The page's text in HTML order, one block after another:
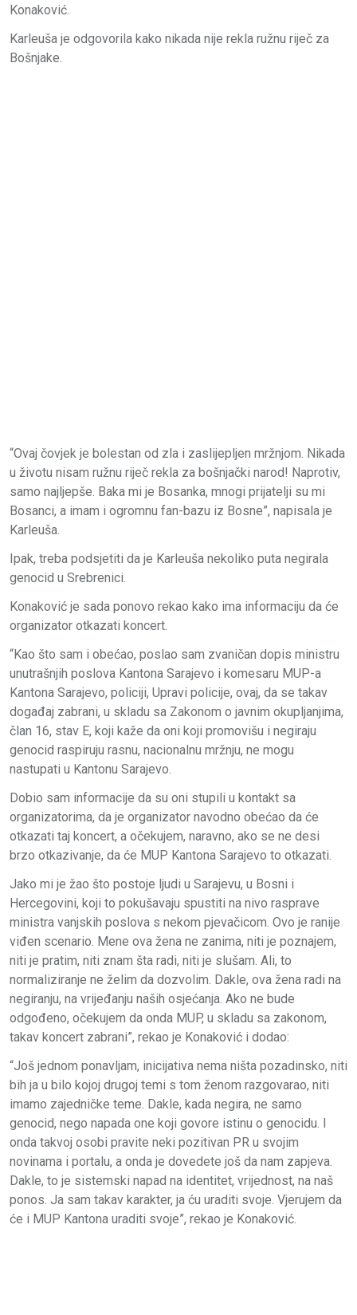
Konaković.
Karleuša je odgovorila kako nikada nije rekla ružnu riječ za
Bošnjake.
“Ovaj čovjek je bolestan od zla i zaslijepljen mržnjom. Nikada
u životu nisam ružnu riječ rekla za bošnjački narod! Naprotiv,
samo najljepše. Baka mi je Bosanka, mnogi prijatelji su mi
Bosanci, a imam i ogromnu fan-bazu iz Bosne”, napisala je
Karleuša.
Ipak, treba podsjetiti da je Karleuša nekoliko puta negirala
genocid u Srebrenici.
Konaković je sada ponovo rekao kako ima informaciju da će
organizator otkazati koncert.
“Kao što sam i obećao, poslao sam zvaničan dopis ministru
unutrašnjih poslova Kantona Sarajevo i komesaru MUP-a
Kantona Sarajevo, policiji, Upravi policije, ovaj, da se takav
događaj zabrani, u skladu sa Zakonom o javnim okupljanjima,
član 16, stav E, koji kaže da oni koji promovišu i negiraju
genocid raspiruju rasnu, nacionalnu mržnju, ne mogu
nastupati u Kantonu Sarajevo.
Dobio sam informacije da su oni stupili u kontakt sa
organizatorima, da je organizator navodno obećao da će
otkazati taj koncert, a očekujem, naravno, ako se ne desi
brzo otkazivanje, da će MUP Kantona Sarajevo to otkazati.
Jako mi je žao što postoje ljudi u Sarajevu, u Bosni i
Hercegovini, koji to pokušavaju spustiti na nivo rasprave
ministra vanjskih poslova s nekom pjevačicom. Ovo je ranije
viđen scenario. Mene ova žena ne zanima, niti je poznajem,
niti je pratim, niti znam šta radi, niti je slušam. Ali, to
normaliziranje ne želim da dozvolim. Dakle, ova žena radi na
negiranju, na vrijeđanju naših osjećanja. Ako ne bude
odgođeno, očekujem da onda MUP, u skladu sa zakonom,
takav koncert zabrani”, rekao je Konaković i dodao:
“Još jednom ponavljam, inicijativa nema ništa pozadinsko, niti
bih ja u bilo kojoj drugoj temi s tom ženom razgovarao, niti
imamo zajedničke teme. Dakle, kada negira, ne samo
genocid, nego napada one koji govore istinu o genocidu. I
onda takvoj osobi pravite neki pozitivan PR u svojim
novinama i portalu, a onda je dovedete još da nam zapjeva.
Dakle, to je sistemski napad na identitet, vrijednost, na naš
ponos. Ja sam takav karakter, ja ću uraditi svoje. Vjerujem da
će i MUP Kantona uraditi svoje”, rekao je Konaković.